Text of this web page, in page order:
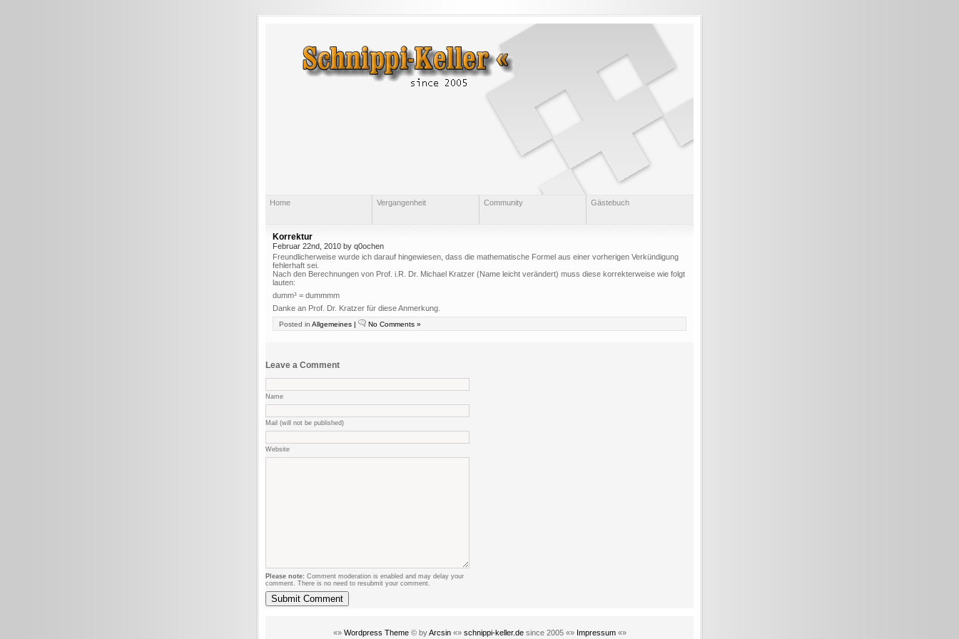
Home Vergangenheit Community Gästebuch
Korrektur
Februar 22nd, 2010 by q0ochen
Freundlicherweise wurde ich darauf hingewiesen, dass die mathematische Formel aus einer vorherigen Verkündigung
fehlerhaft sei.
Nach den Berechnungen von Prof. i.R. Dr. Michael Kratzer (Name leicht verändert) muss diese korrekterweise wie folgt
lauten:
dumm³ = dummmm
Danke an Prof. Dr. Kratzer für diese Anmerkung.
Posted in Allgemeines | No Comments »
Leave a Comment
Name
Mail (will not be published)
Website
Please note: Comment moderation is enabled and may delay your
comment. There is no need to resubmit your comment.
«» Wordpress Theme© byArcsin«» schnippi-keller.desince 2005 «» Impressum«»